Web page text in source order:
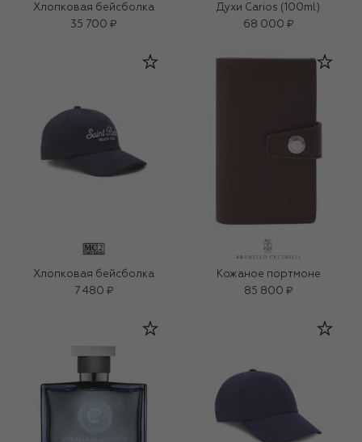
Хлопковая бейсболка
35 700 ₽
Духи Carios (100ml)
68 000 ₽
Хлопковая бейсболка
7 480 ₽
Кожаное портмоне
85 800 ₽